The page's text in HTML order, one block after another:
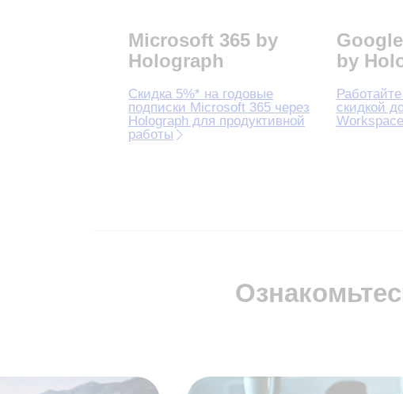
Microsoft 365 by
Holograph
Скидка 5%* на годовые
подписки Microsoft 365 через
Holograph для продуктивной
работы
by
скидкой